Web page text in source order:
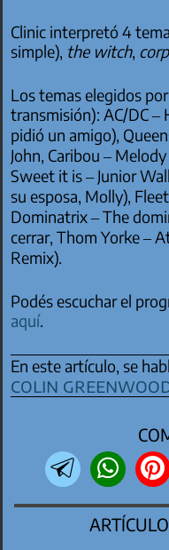
Clinic interpretó 4
simple), the witch,
Los temas elegidos
transmisión): AC/DC –
pidió un amigo),
John, Caribou –
Sweet it is – Junior
su esposa, Molly),
Dominatrix – The
cerrar, Thom Yorke –
Remix).
Podés escuchar el
aquí.
En este artículo, se
colin